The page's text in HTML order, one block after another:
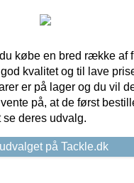
købe en bred række af
kvalitet og til lave
er på lager og du vil
på, at de først
se deres udvalg.
på Tackle.dk